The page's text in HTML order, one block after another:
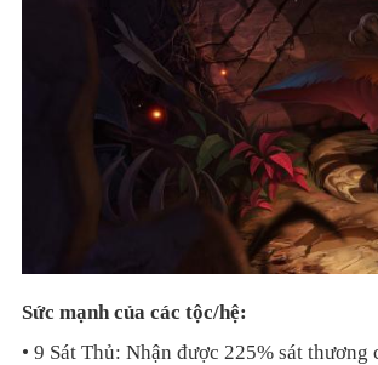
Sức mạnh của các tộc/hệ:
• 9 Sát Thủ: Nhận được 225% sát